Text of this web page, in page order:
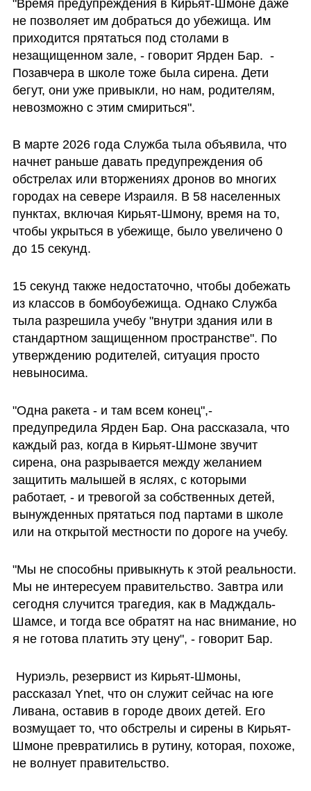
"Время предупреждения в Кирьят-Шмоне даже
не позволяет им добраться до убежища. Им
приходится прятаться под столами в
незащищенном зале, - говорит Ярден Бар.  -
Позавчера в школе тоже была сирена. Дети
бегут, они уже привыкли, но нам, родителям,
невозможно с этим смириться".
В марте 2026 года Служба тыла объявила, что
начнет раньше давать предупреждения об
обстрелах или вторжениях дронов во многих
городах на севере Израиля. В 58 населенных
пунктах, включая Кирьят-Шмону, время на то,
чтобы укрыться в убежище, было увеличено 0
до 15 секунд.
15 секунд также недостаточно, чтобы добежать
из классов в бомбоубежища. Однако Служба
тыла разрешила учебу "внутри здания или в
стандартном защищенном пространстве". По
утверждению родителей, ситуация просто
невыносима.
"Одна ракета - и там всем конец",-
предупредила Ярден Бар. Она рассказала, что
каждый раз, когда в Кирьят-Шмоне звучит
сирена, она разрывается между желанием
защитить малышей в яслях, с которыми
работает, - и тревогой за собственных детей,
вынужденных прятаться под партами в школе
или на открытой местности по дороге на учебу.
"Мы не способны привыкнуть к этой реальности.
Мы не интересуем правительство. Завтра или
сегодня случится трагедия, как в Мадждаль-
Шамсе, и тогда все обратят на нас внимание, но
я не готова платить эту цену", - говорит Бар.
рассказал Ynet, что он служит сейчас на юге
Ливана, оставив в городе двоих детей. Его
возмущает то, что обстрелы и сирены в Кирьят-
Шмоне превратились в рутину, которая, похоже,
не волнует правительство.